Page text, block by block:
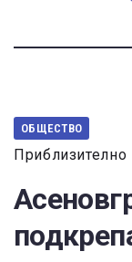
ОБЩЕСТВО
Приблизително